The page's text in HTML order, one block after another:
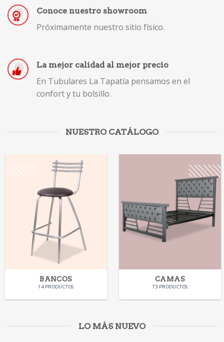
Conoce nuestro showroom
Próximamente nuestro sitio físico.
La mejor calidad al mejor precio
En Tubulares La Tapatía pensamos en el
confort y tu bolsillo.
NUESTRO CATÁLOGO
BANCOS
14 PRODUCTOS
CAMAS
73 PRODUCTOS
LO MÁS NUEVO